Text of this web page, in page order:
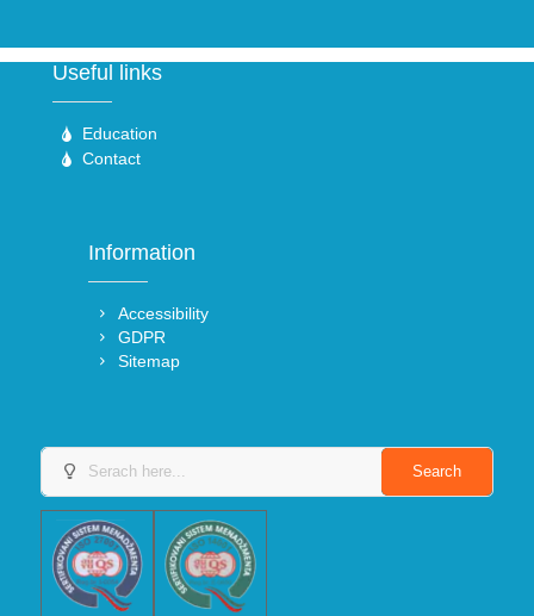
Useful links
Education
Contact
Information
Accessibility
GDPR
Sitemap